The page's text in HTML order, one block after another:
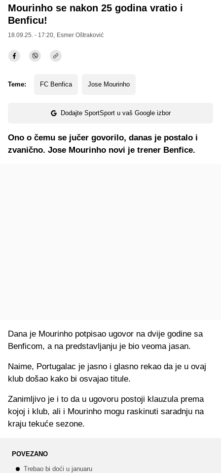
Mourinho se nakon 25 godina vratio i
Benficu!
18.09.25. - 17:20, Esmer Oštraković
Teme: FC Benfica Jose Mourinho
Dodajte SportSport u vaš Google izbor
Ono o čemu se jučer govorilo, danas je postalo i
zvanično. Jose Mourinho novi je trener Benfice.
Dana je Mourinho potpisao ugovor na dvije godine sa
Benficom, a na predstavljanju je bio veoma jasan.
Naime, Portugalac je jasno i glasno rekao da je u ovaj
klub došao kako bi osvajao titule.
Zanimljivo je i to da u ugovoru postoji klauzula prema
kojoj i klub, ali i Mourinho mogu raskinuti saradnju na
kraju tekuće sezone.
POVEZANO
Trebao bi doći u januaru